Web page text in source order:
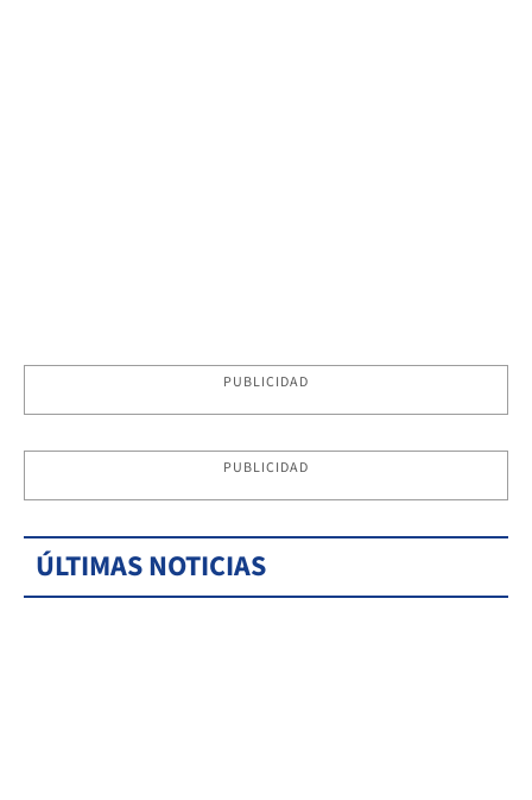
PUBLICIDAD
PUBLICIDAD
ÚLTIMAS NOTICIAS